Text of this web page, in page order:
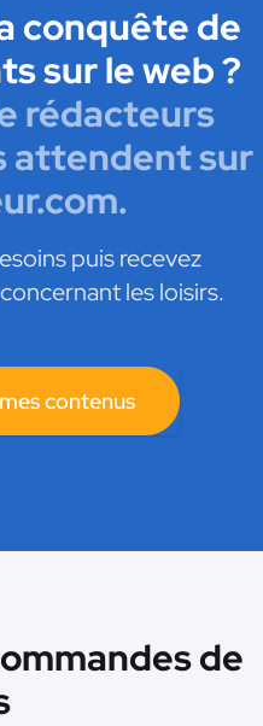
conquête de
sur le web ?
rédacteurs
attendent sur
puis recevez
les loisirs.
contenus
de